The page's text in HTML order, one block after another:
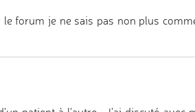
forum je ne sais pas non plus